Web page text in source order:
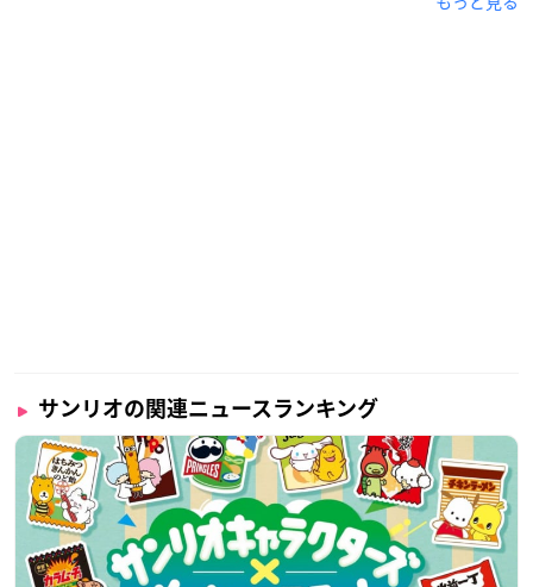
サンリオの関連ニュースランキング